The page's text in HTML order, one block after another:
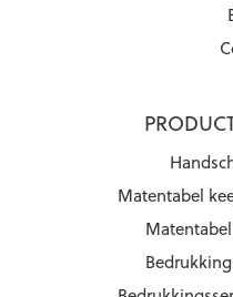
Matentabel